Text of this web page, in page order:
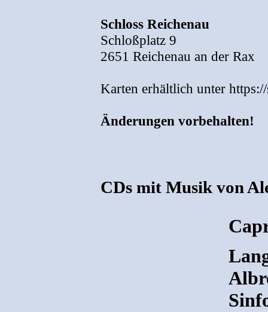
Schloss Reichenau
Schloßplatz 9
2651 Reichenau an der Rax
Karten erhältlich unter
Änderungen vorbehalten!
CDs mit Musik von